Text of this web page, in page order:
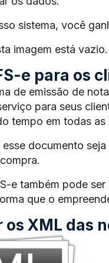
sistema, você
imagem está
e para os
de emissão de
para seus
tempo em todas as
documento
e também pode
que o
os XML das